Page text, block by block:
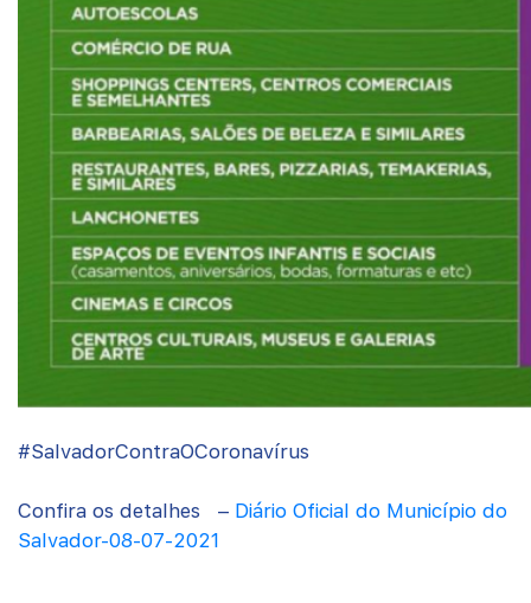
#SalvadorContraOCoronavírus
Confira os detalhes – Diário Oficial do Município do
Salvador-08-07-2021